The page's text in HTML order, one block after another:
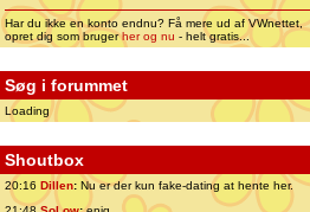
Har du ikke en konto endnu? Få mere ud af VWnettet,
opret dig som brugerher og nu - helt gratis...
Søg i forummet
Loading
Shoutbox
20:16 Dillen: Nu er der kun fake-dating at hente her.